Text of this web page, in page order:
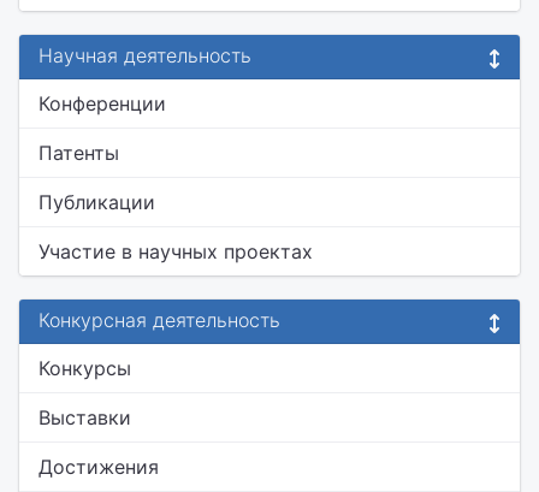
Научная деятельность
Конференции
Патенты
Публикации
Участие в научных проектах
Конкурсная деятельность
Конкурсы
Выставки
Достижения